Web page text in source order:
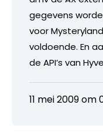
gegevens
voor
voldoende. En
de API’s van
11 mei 2009 om